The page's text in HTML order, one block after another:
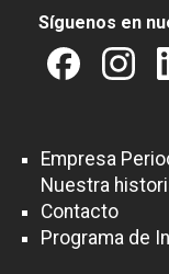
Síguenos en
Empresa
Nuestra
Contacto
Programa de